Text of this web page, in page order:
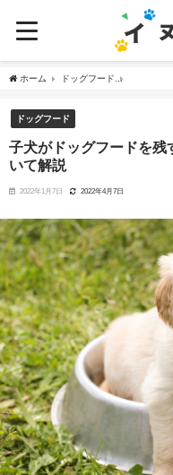
ホーム ドッグフード
ドッグフード
子犬がドッグフードを残
いて解説
2022年1月7日 2022年4月7日